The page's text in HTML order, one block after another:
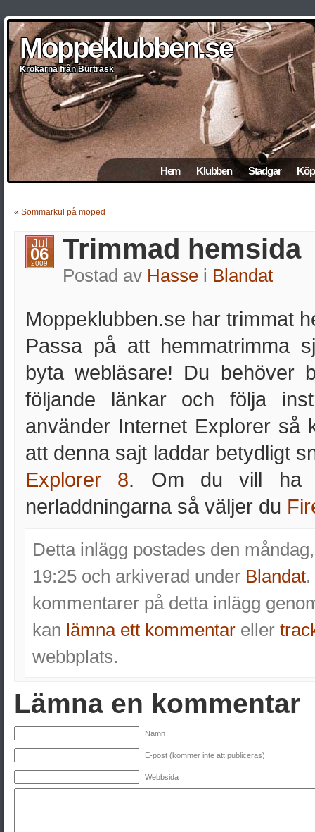
Moppeklubben.se
Moppeklubben.se
Moppeklubben.se
Moppeklubben.se
Moppeklubben.se
Krökarna från Burträsk
Krökarna från Burträsk
Krökarna från Burträsk
Krökarna från Burträsk
Krökarna från Burträsk
Hem Klubben Stadgar
« Sommarkul på moped
Jul
06
2009 Trimmad hemsida
Postad av Hassei Blandat
Moppeklubben.se har trimmat
Passa på att hemmatrimma
byta webläsare! Du behöver
följande länkar och följa
använder Internet Explorer så
att denna sajt laddar betydligt
Explorer 8. Om du vill ha
nerladdningarna så väljer du
Detta inlägg postades den
19:25 och arkiverad under Blandat
kommentarer på detta inlägg
kan lämna ett kommentar eller
webbplats.
Lämna en kommentar
Namn
E-post (kommer inte att publiceras)
Webbsida